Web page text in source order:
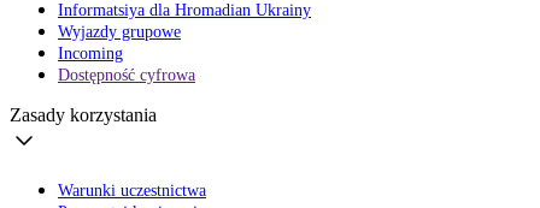
Informatsiya dla Hromadian Ukrainy
Wyjazdy grupowe
Incoming
Dostępność cyfrowa
Zasady korzystania
Warunki uczestnictwa